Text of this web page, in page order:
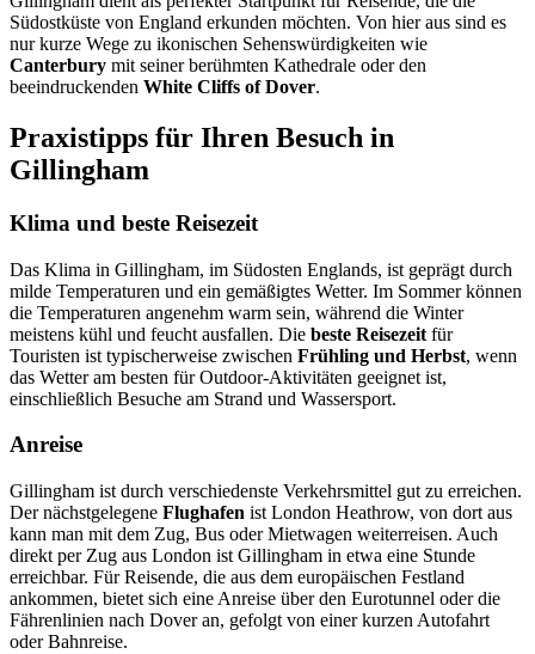
Südostküste von England erkunden möchten. Von hier aus sind es
nur kurze Wege zu ikonischen Sehenswürdigkeiten wie
Canterbury mit seiner berühmten Kathedrale oder den
beeindruckenden White Cliffs of Dover.
Praxistipps für Ihren Besuch in
Gillingham
Klima und beste Reisezeit
Das Klima in Gillingham, im Südosten Englands, ist geprägt durch
milde Temperaturen und ein gemäßigtes Wetter. Im Sommer können
die Temperaturen angenehm warm sein, während die Winter
meistens kühl und feucht ausfallen. Die beste Reisezeit für
Touristen ist typischerweise zwischen Frühling und Herbst, wenn
das Wetter am besten für Outdoor-Aktivitäten geeignet ist,
einschließlich Besuche am Strand und Wassersport.
Anreise
Gillingham ist durch verschiedenste Verkehrsmittel gut zu erreichen.
Der nächstgelegene Flughafen ist London Heathrow, von dort aus
kann man mit dem Zug, Bus oder Mietwagen weiterreisen. Auch
direkt per Zug aus London ist Gillingham in etwa eine Stunde
erreichbar. Für Reisende, die aus dem europäischen Festland
ankommen, bietet sich eine Anreise über den Eurotunnel oder die
Fährenlinien nach Dover an, gefolgt von einer kurzen Autofahrt
oder Bahnreise.